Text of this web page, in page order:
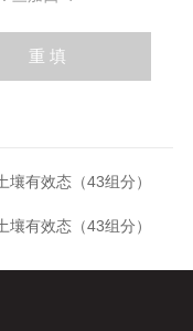
有效态（43组分）
有效态（43组分）